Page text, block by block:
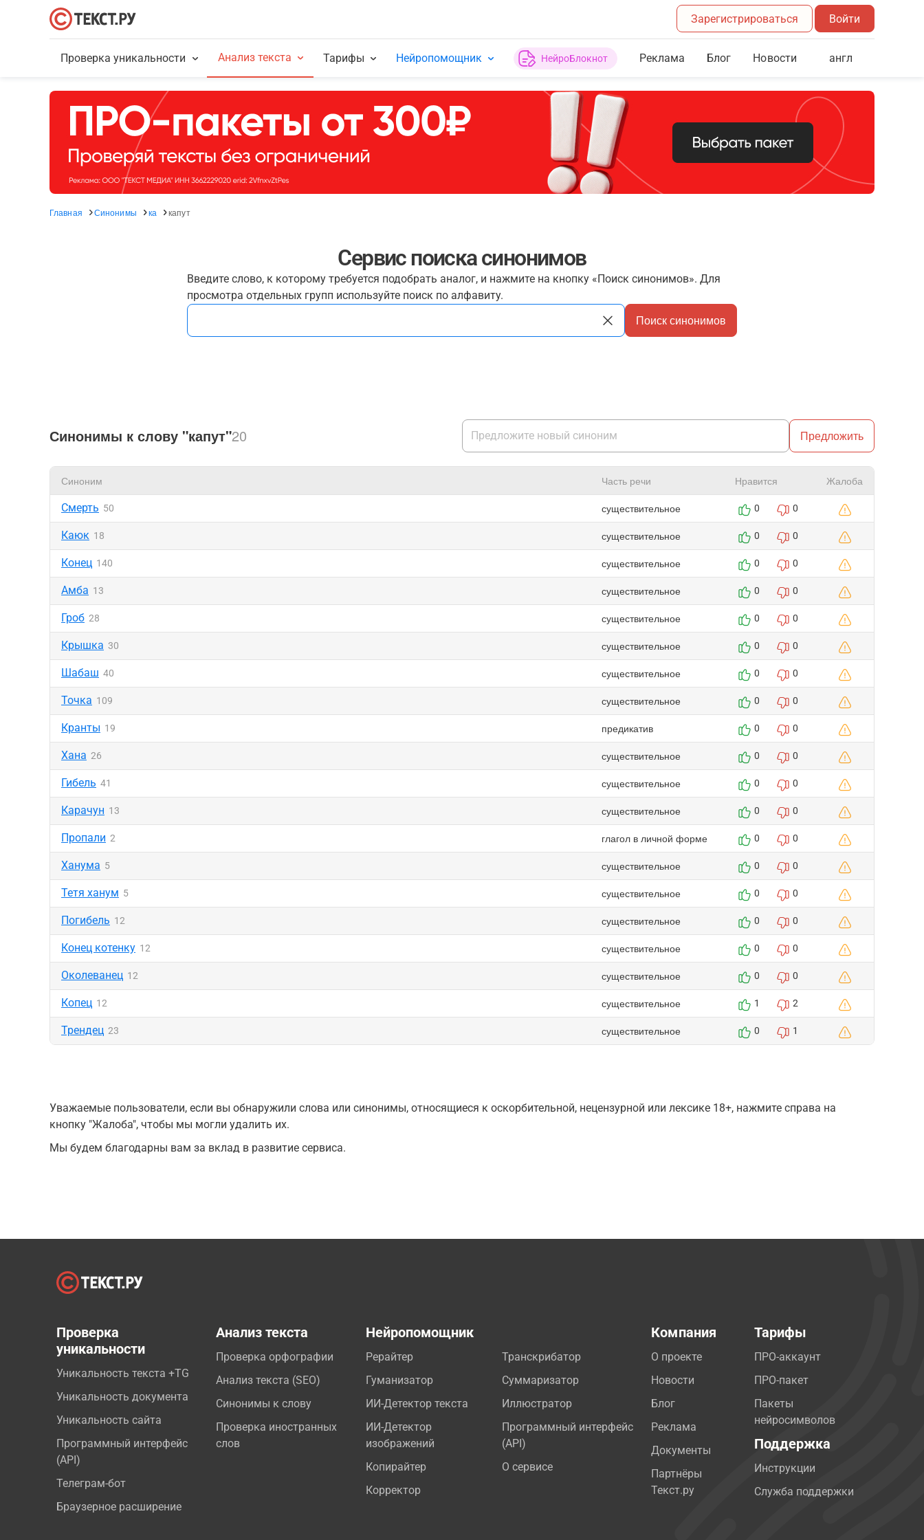
Зарегистрироваться Войти
Проверка уникальности Анализ текста Тарифы Нейропомощник НейроБлокнот Реклама Блог Новости англ
Главная Синонимы ка капут
Сервис поиска синонимов
Введите слово, к которому требуется подобрать аналог, и нажмите на кнопку «Поиск синонимов». Для
просмотра отдельных групп используйте поиск по алфавиту.
Поиск синонимов
Синонимы к слову "капут"20 Предложить
Синоним Часть речи Нравится Жалоба
Смерть 50 существительное 0 0
Каюк 18 существительное 0 0
Конец 140 существительное 0 0
Амба 13 существительное 0 0
Гроб 28 существительное 0 0
Крышка 30 существительное 0 0
Шабаш 40 существительное 0 0
Точка 109 существительное 0 0
Кранты 19 предикатив 0 0
Хана 26 существительное 0 0
Гибель 41 существительное 0 0
Карачун 13 существительное 0 0
Пропали 2 глагол в личной форме 0 0
Ханума 5 существительное 0 0
Тетя ханум 5 существительное 0 0
Погибель 12 существительное 0 0
Конец котенку 12 существительное 0 0
Околеванец 12 существительное 0 0
Копец 12 существительное 1 2
Трендец 23 существительное 0 1
Уважаемые пользователи, если вы обнаружили слова или синонимы, относящиеся к оскорбительной, нецензурной или лексике 18+, нажмите справа на
кнопку "Жалоба", чтобы мы могли удалить их.
Мы будем благодарны вам за вклад в развитие сервиса.
Проверка
уникальности
Уникальность текста +TG
Уникальность документа
Уникальность сайта
Программный интерфейс
(API)
Телеграм-бот
Браузерное расширение
Анализ текста
Проверка орфографии
Анализ текста (SEO)
Синонимы к слову
Проверка иностранных
слов
Нейропомощник
Рерайтер
Гуманизатор
ИИ-Детектор текста
ИИ-Детектор
изображений
Копирайтер
Корректор
Транскрибатор
Суммаризатор
Иллюстратор
Программный интерфейс
(API)
О сервисе
Компания
О проекте
Новости
Блог
Реклама
Документы
Партнёры
Текст.ру
Тарифы
ПРО-аккаунт
ПРО-пакет
Пакеты
нейросимволов
Поддержка
Инструкции
Служба поддержки